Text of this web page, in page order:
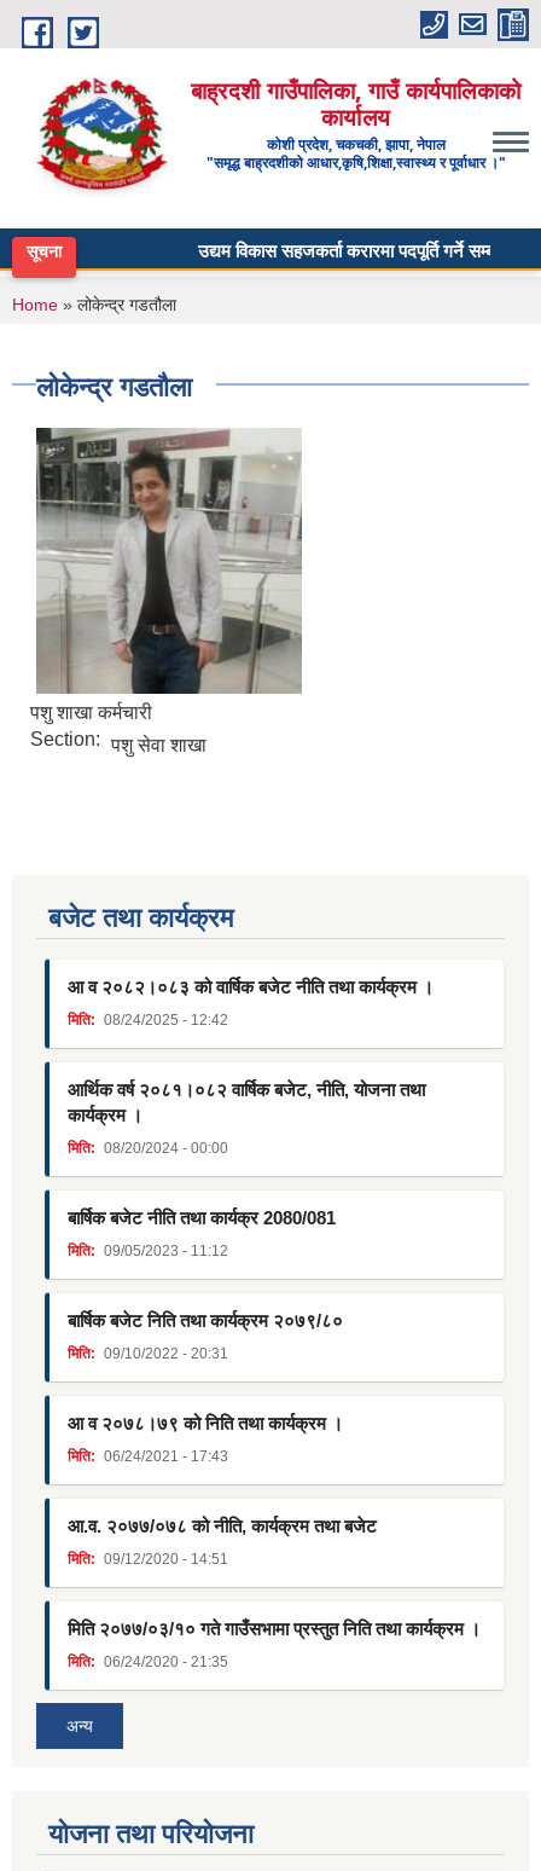
Skip to main content
बाह्रदशी गाउँपालिका, गाउँ कार्यपालिकाको
कार्यालय
कोशी प्रदेश, चकचकी, झापा, नेपाल
"समृद्ध बाह्रदशीको आधार,कृषि,शिक्षा,स्वास्थ्य र पूर्वाधार ।"
सूचना उद्यम विकास सहजकर्ता करारमा पदपूर्ति गर्ने सम्बन्धी
You are here
Home » लोकेन्द्र गडतौला
लोकेन्द्र गडतौला
पशु शाखा कर्मचारी
Section: पशु सेवा शाखा
बजेट तथा कार्यक्रम
आ व २०८२।०८३ को वार्षिक बजेट नीति तथा कार्यक्रम ।
मिति: 08/24/2025 - 12:42
आर्थिक वर्ष २०८१।०८२ वार्षिक बजेट, नीति, योजना तथा
कार्यक्रम ।
मिति: 08/20/2024 - 00:00
बार्षिक बजेट नीति तथा कार्यक्र 2080/081
मिति: 09/05/2023 - 11:12
बार्षिक बजेट निति तथा कार्यक्रम २०७९/८०
मिति: 09/10/2022 - 20:31
आ व २०७८।७९ को निति तथा कार्यक्रम ।
मिति: 06/24/2021 - 17:43
आ.व. २०७७/०७८ को नीति, कार्यक्रम तथा बजेट
मिति: 09/12/2020 - 14:51
मिति २०७७/०३/१० गते गाउँसभामा प्रस्तुत निति तथा कार्यक्रम ।
मिति: 06/24/2020 - 21:35
अन्य
याेजना तथा परियाेजना